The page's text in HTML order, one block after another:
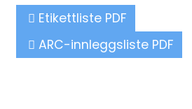
Etikettliste PDF
ARC-innleggsliste PDF